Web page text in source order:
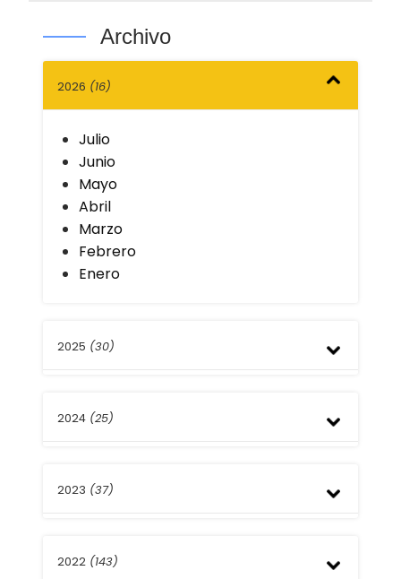
Archivo
2026 (16)
Julio
Junio
Mayo
Abril
Marzo
Febrero
Enero
2025 (30)
Noviembre
Agosto
Mayo
2024 (25)
Noviembre
Agosto
2023 (37)
Noviembre
2022 (143)